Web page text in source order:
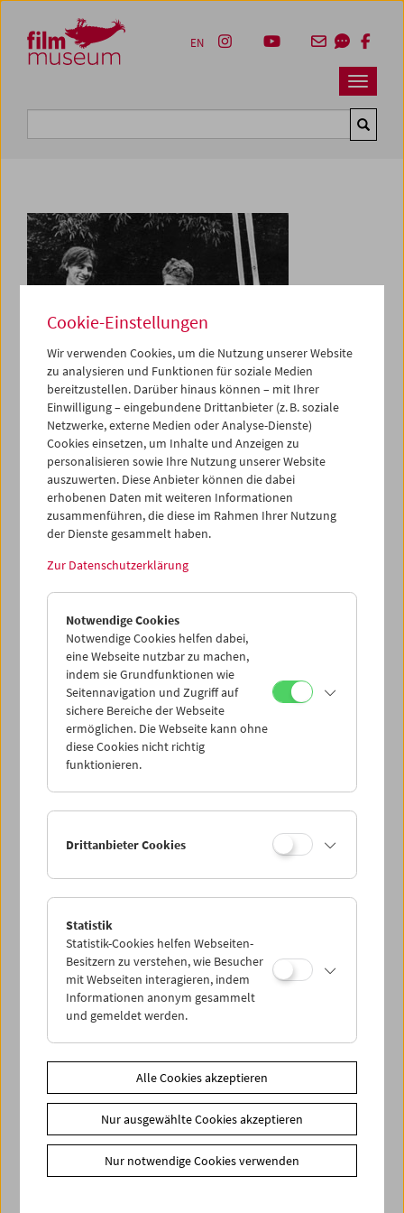
Zum Inhalt
Zum Hauptmenü
Zur Servicenavigation
Zum Suche
Navbar
EN
Die Utopie Film:
Kapitel 89
Mit Filmen von Víctor Erice, Chris Marker, Jim McBride,
Martin Scorsese
Die Utopie Filmbesteht aus Kapiteln mit ­jeweils mehreren
Filmen: eine Folge von monatlich wechselnden Konstella­
tionen oder Fragestellungen. Jedes der ausgewählten ­
Werke kann als einzelnes in seinem besonderen
Reichtum bestehen, aber die ­Auswahl ­ergibt auch eine
Perspektive, einen Zusammenhang.
erzählt eineGeschichte der ­Filme
Ermäßigte Tickets (3,00 €) für Studierende mit ­
Mitgliedschaft
Zusätzliche Materialien
Share on
Spielplan
Vorschau Sept / Okt 2026
Regelmäßige Programme
Ticketinformationen
Cookie-Einstellungen
Wir verwenden Cookies, um die Nutzung unserer Website
zu analysieren und Funktionen für soziale Medien
bereitzustellen. Darüber hinaus können – mit Ihrer
Einwilligung – eingebundene Drittanbieter (z. B. soziale
Netzwerke, externe Medien oder Analyse-Dienste)
Cookies einsetzen, um Inhalte und Anzeigen zu
personalisieren sowie Ihre Nutzung unserer Website
auszuwerten. Diese Anbieter können die dabei
erhobenen Daten mit weiteren Informationen
zusammenführen, die diese im Rahmen Ihrer Nutzung
der Dienste gesammelt haben.
Zur Datenschutzerklärung
Notwendige Cookies
Notwendige Cookies helfen dabei,
eine Webseite nutzbar zu machen,
indem sie Grundfunktionen wie
Seitennavigation und Zugriff auf
sichere Bereiche der Webseite
ermöglichen. Die Webseite kann ohne
diese Cookies nicht richtig
funktionieren.
Drittanbieter Cookies
Statistik
Statistik-Cookies helfen Webseiten-
Besitzern zu verstehen, wie Besucher
mit Webseiten interagieren, indem
Informationen anonym gesammelt
und gemeldet werden.
Alle Cookies akzeptieren
Nur ausgewählte Cookies akzeptieren
Nur notwendige Cookies verwenden